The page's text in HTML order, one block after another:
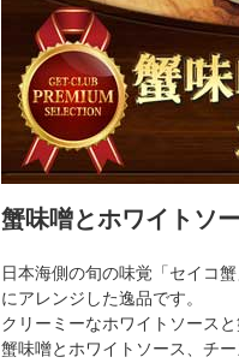
蟹味噌とホワイトソ
日本海側の旬の味覚「セイコ
にアレンジした逸品です。
クリーミーなホワイトソース
蟹味噌とホワイトソース、チ